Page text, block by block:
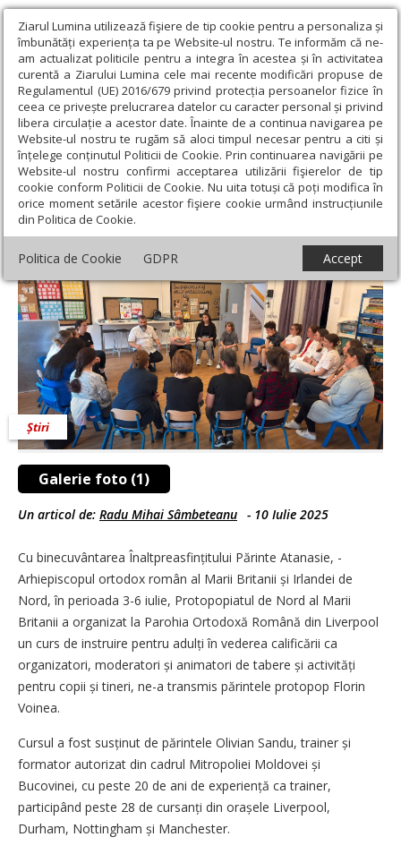
Ziarul Lumina utilizează fişiere de tip cookie pentru a personaliza și
îmbunătăți experiența ta pe Website-ul nostru. Te informăm că ne-
am actualizat politicile pentru a integra în acestea și în activitatea
curentă a Ziarului Lumina cele mai recente modificări propuse de
Regulamentul (UE) 2016/679 privind protecția persoanelor fizice în
ceea ce privește prelucrarea datelor cu caracter personal și privind
libera circulație a acestor date. Înainte de a continua navigarea pe
Website-ul nostru te rugăm să aloci timpul necesar pentru a citi și
înțelege conținutul Politicii de Cookie. Prin continuarea navigării pe
Website-ul nostru confirmi acceptarea utilizării fişierelor de tip
cookie conform Politicii de Cookie. Nu uita totuși că poți modifica în
orice moment setările acestor fişiere cookie urmând instrucțiunile
din Politica de Cookie.
Politica de Cookie GDPR Accept
Ziarul Lumina › Actualitate religioasă › Știri › Cursuri de formare
desfășurate în Protopopiatul de Nord al Marii Britanii
Cursuri de formare desfășurate în
Protopopiatul de Nord al Marii Britanii
Galerie foto (1)
Știri
Un articol de: Radu Mihai Sâmbeteanu - 10 Iulie 2025
Cu binecuvântarea Înalt­prea­sfințitului Părinte Atanasie, ­
Arhiepiscopul ortodox român al Marii Britanii și Irlandei de
Nord, în perioada 3-6 iulie, Protopopiatul de Nord al Marii
Britanii a organizat la Parohia Ortodoxă Română din Liverpool
un curs de instruire pentru adulți în vederea calificării ca
organizatori, moderatori și animatori de tabere și activități
pentru copii și tineri, ne-a transmis părintele protopop Florin
Voinea.
Cursul a fost susținut de părintele Olivian Sandu, trainer și
formator autorizat din cadrul Mitropoliei Moldovei și
Bucovinei, cu peste 20 de ani de experiență ca trainer,
participând peste 28 de cursanți din orașele Liverpool,
Durham, Nottingham și Manchester.